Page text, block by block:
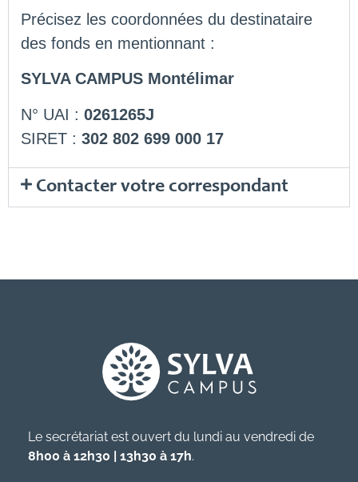
Précisez les coordonnées du destinataire
des fonds en mentionnant :
SYLVA CAMPUS Montélimar
N° UAI : 0261265J
SIRET : 302 802 699 000 17
Contacter votre correspondant
Le secrétariat est ouvert du lundi au vendredi de
8h00 à 12h30 | 13h30 à 17h.